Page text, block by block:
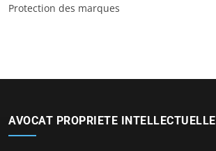
Protection des marques
AVOCAT PROPRIETE INTELLECTUELLE